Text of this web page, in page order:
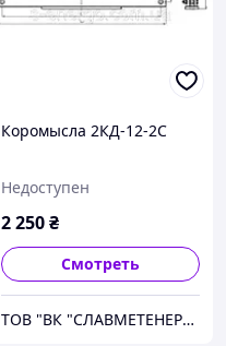
Коромысла 2КД-12-2С
Недоступен
2 250₴
Смотреть
ТОВ "ВК "СЛАВМЕТЕНЕРГО"